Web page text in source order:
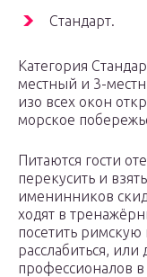
Стандарт.
Категория
местный и 3-
изо всех окон
морское
Питаются гости
перекусить и
именинников
ходят в
посетить
расслабиться, или
профессионалов